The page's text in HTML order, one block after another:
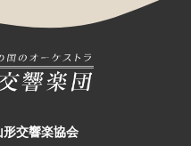
交響楽協会